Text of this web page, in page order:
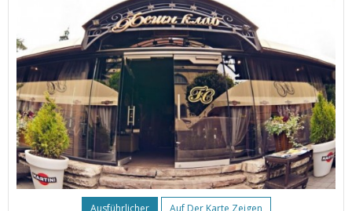
Ausführlicher Auf Der Karte Zeigen